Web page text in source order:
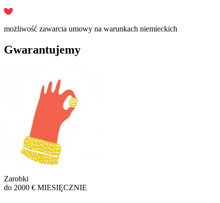
możliwość zawarcia umowy na warunkach niemieckich
Gwarantujemy
Zarobki
do 2000 € MIESIĘCZNIE